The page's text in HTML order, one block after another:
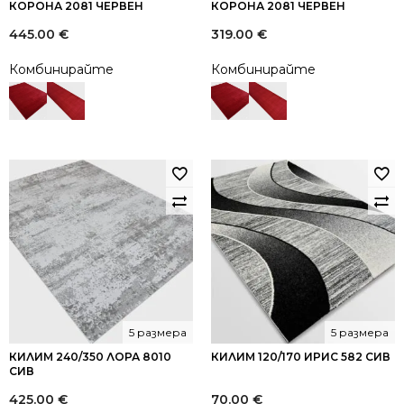
КОРОНА 2081 ЧЕРВЕН
445.00 €
Комбинирайте
КОРОНА 2081 ЧЕРВЕН
319.00 €
Комбинирайте
КИЛИМ 240/350 ЛОРА 8010
СИВ
5 размера
425.00 €
КИЛИМ 120/170 ИРИС 582 СИВ
5 размера
70.00 €